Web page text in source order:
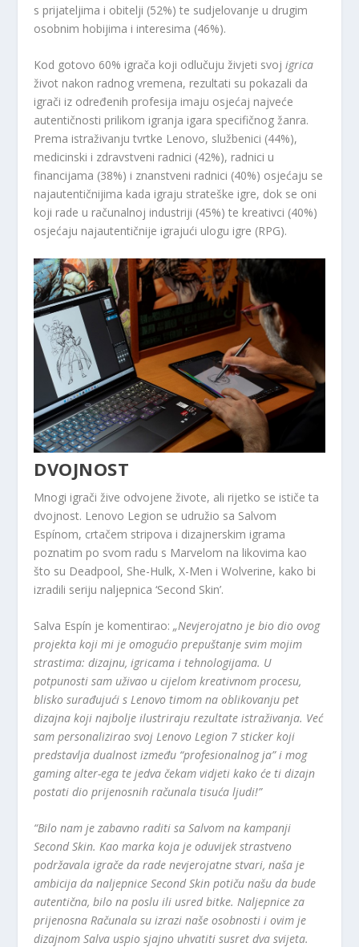
s prijateljima i obitelji (52%) te sudjelovanje u drugim
osobnim hobijima i interesima (46%).
Kod gotovo 60% igrača koji odlučuju živjeti svojigrica
život nakon radnog vremena, rezultati su pokazali da
igrači iz određenih profesija imaju osjećaj najveće
autentičnosti prilikom igranja igara specifičnog žanra.
Prema istraživanju tvrtke Lenovo, službenici (44%),
medicinski i zdravstveni radnici (42%), radnici u
financijama (38%) i znanstveni radnici (40%) osjećaju se
najautentičnijima kada igraju strateške igre, dok se oni
koji rade u računalnoj industriji (45%) te kreativci (40%)
osjećaju najautentičnije igrajući ulogu igre (RPG).
DVOJNOST
Mnogi igrači žive odvojene živote, ali rijetko se ističe ta
dvojnost. Lenovo Legion se udružio sa Salvom
Espínom, crtačem stripova i dizajnerskim igrama
poznatim po svom radu s Marvelom na likovima kao
što su Deadpool, She-Hulk, X-Men i Wolverine, kako bi
izradili seriju naljepnica ‘Second Skin’.
Salva Espín je komentirao:„Nevjerojatno je bio dio ovog
projekta koji mi je omogućio prepuštanje svim mojim
strastima: dizajnu, igricama i tehnologijama. U
potpunosti sam uživao u cijelom kreativnom procesu,
blisko surađujući s Lenovo timom na oblikovanju pet
dizajna koji najbolje ilustriraju rezultate istraživanja. Već
sam personalizirao svoj Lenovo Legion 7 sticker koji
predstavlja dualnost između “profesionalnog ja” i mog
gaming alter-ega te jedva čekam vidjeti kako će ti dizajn
postati dio prijenosnih računala tisuća ljudi!”
“Bilo nam je zabavno raditi sa Salvom na kampanji
Second Skin. Kao marka koja je oduvijek strastveno
podržavala igrače da rade nevjerojatne stvari, naša je
ambicija da naljepnice Second Skin potiču našu da bude
autentična, bilo na poslu ili usred bitke. Naljepnice za
prijenosna Računala su izrazi naše osobnosti i ovim je
dizajnom Salva uspio sjajno uhvatiti susret dva svijeta.